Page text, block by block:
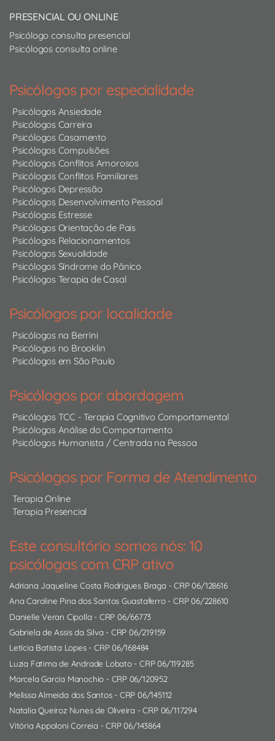
PRESENCIAL OU ONLINE
Psicólogo consulta presencial
Psicólogos consulta online
Psicólogos por especialidade
Psicólogos Ansiedade
Psicólogos Carreira
Psicólogos Casamento
Psicólogos Compulsões
Psicólogos Conflitos Amorosos
Psicólogos Conflitos Familiares
Psicólogos Depressão
Psicólogos Desenvolvimento Pessoal
Psicólogos Estresse
Psicólogos Orientação de Pais
Psicólogos Relacionamentos
Psicólogos Sexualidade
Psicólogos Síndrome do Pânico
Psicólogos Terapia de Casal
Psicólogos por localidade
Psicólogos na Berrini
Psicólogos no Brooklin
Psicólogos em São Paulo
Psicólogos por abordagem
Psicólogos TCC - Terapia Cognitivo Comportamental
Psicólogos Análise do Comportamento
Psicólogos Humanista / Centrada na Pessoa
Psicólogos por Forma de Atendimento
Terapia Online
Terapia Presencial
Este consultório somos nós: 10
psicólogas com CRP ativo
Adriana Jaqueline Costa Rodrigues Braga - CRP 06/128616
Ana Caroline Pina dos Santos Guastaferro- CRP 06/228610
Danielle Veran Cipolla - CRP 06/66773
Gabriela de Assis da Silva - CRP 06/219159
Letícia Batista Lopes- CRP 06/168484
Luzia Fatima de Andrade Lobato- CRP 06/119285
Marcela Garcia Manochio - CRP 06/120952
Melissa Almeida dos Santos- CRP 06/145112
Natalia Queiroz Nunes de Oliveira - CRP 06/117294
Vitória Appoloni Correia - CRP 06/143864